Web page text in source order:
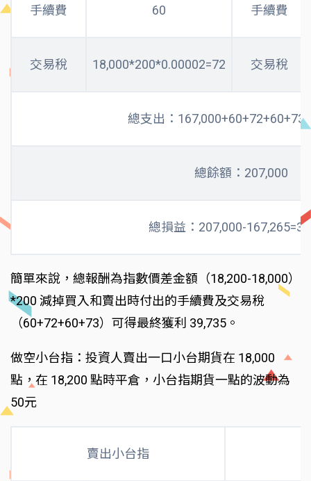
手續費 60 手續費
交易稅 18,000*200*0.00002=72 交易稅
總支出：
總餘額：207,000
總損益：207,000-
簡單來說，總報酬為指數價差金額（18,200-18,000）
*200 減掉買入和賣出時付出的手續費及交易稅
（60+72+60+73）可得最終獲利 39,735。
做空小台指：投資人賣出一口小台期貨在 18,000
點，在 18,200 點時平倉，小台指期貨一點的波動為
50元
賣出小台指